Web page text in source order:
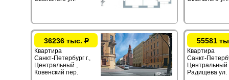
36236 тыс.Р
Квартира
Санкт-Петербург г.,
Центральный ,
Ковенский пер.
55581
Квартира
Санкт-
Центральный
Радищева ул.